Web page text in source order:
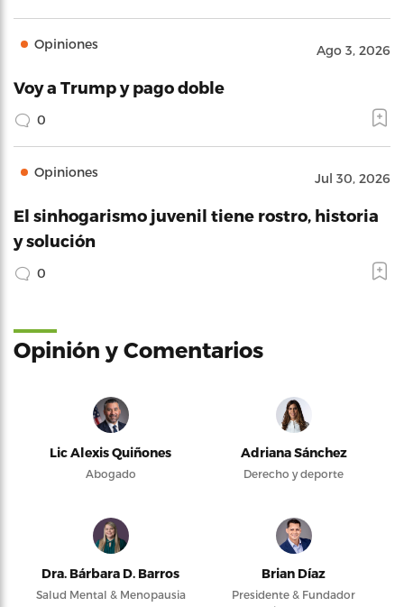
Opiniones Ago 3, 2026
Voy a Trump y pago doble
0
Opiniones Jul 30, 2026
El sinhogarismo juvenil tiene rostro, historia
y solución
0
Opinión y Comentarios
Lic Alexis Quiñones
Abogado
Adriana Sánchez
Derecho y deporte
Dra. Bárbara D. Barros
Salud Mental & Menopausia
Brian Díaz
Presidente & Fundador